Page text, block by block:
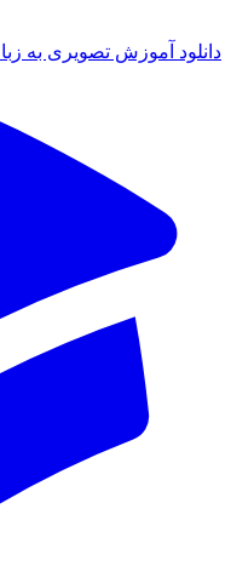
دانلود آموزش تصویری به